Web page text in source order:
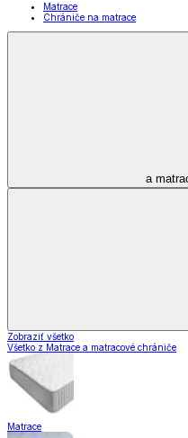
Matrace
Chrániče na matrace
a
Zobraziť všetko
Všetko z Matrace a matracové chrániče
Matrace